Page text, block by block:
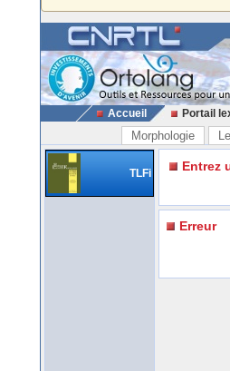
Accueil Portail
Morphologie
TLFi Entrez
Erreur